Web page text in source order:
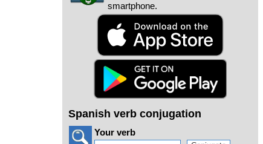
smartphone.
Spanish verb conjugation
Your verb